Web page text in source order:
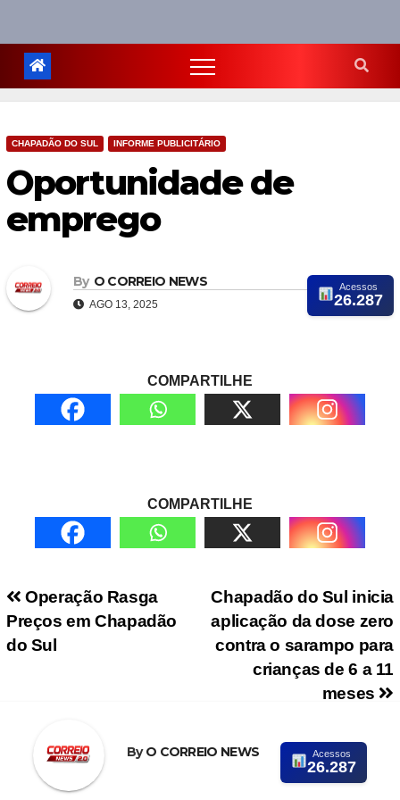
CHAPADÃO DO SUL INFORME PUBLICITÁRIO
Oportunidade de
emprego
By O CORREIO NEWS
AGO 13, 2025
Acessos
26.287
COMPARTILHE
COMPARTILHE
Navegação de PostChapadão do Sul inicia
aplicação da dose zero
contra o sarampo para
crianças de 6 a 11
meses
Operação Rasga
Preços em Chapadão
do Sul
ByO CORREIO NEWS Acessos
26.287